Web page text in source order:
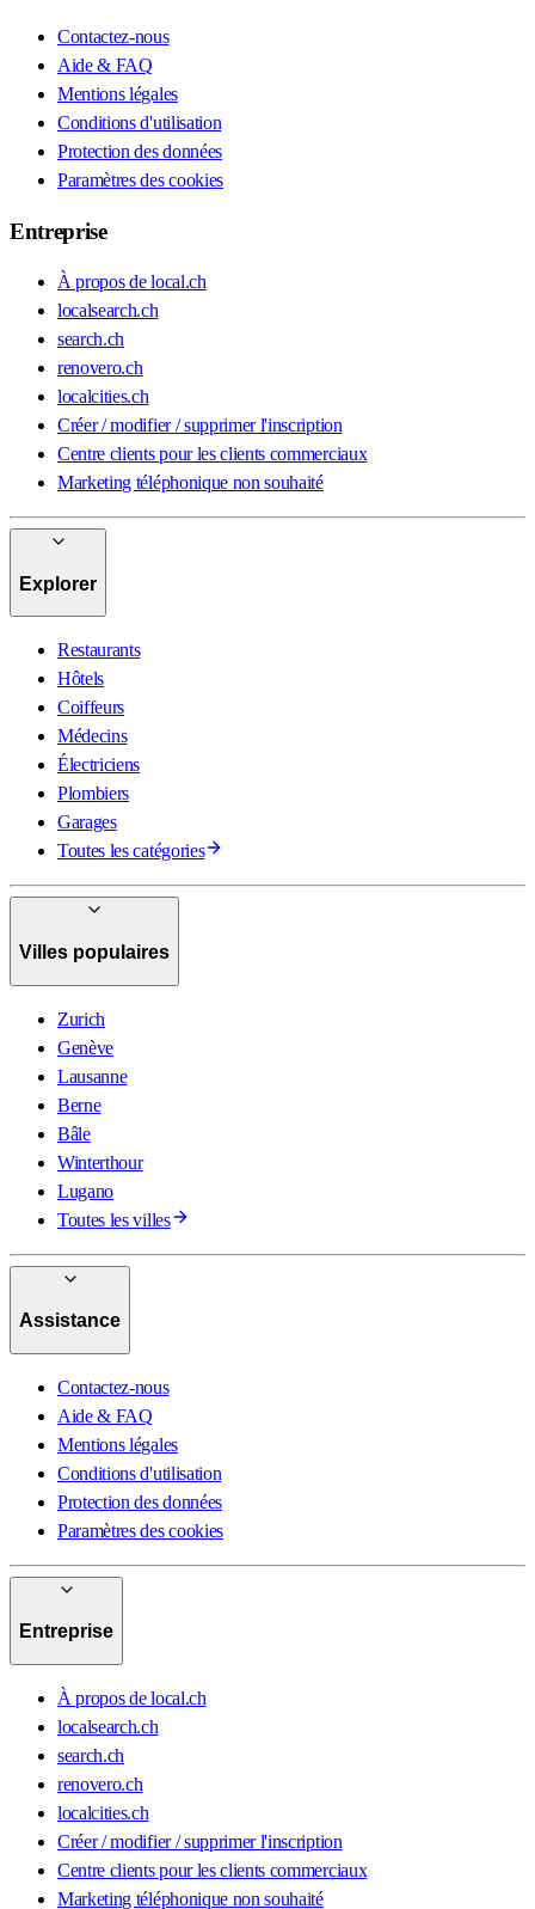
Contactez-nous
Aide & FAQ
Mentions légales
Conditions d'utilisation
Protection des données
Paramètres des cookies
Entreprise
À propos de local.ch
localsearch.ch
search.ch
renovero.ch
localcities.ch
Créer / modifier / supprimer l'inscription
Centre clients pour les clients commerciaux
Marketing téléphonique non souhaité
Explorer
Restaurants
Hôtels
Coiffeurs
Médecins
Électriciens
Plombiers
Garages
Toutes les catégories
Villes populaires
Zurich
Genève
Lausanne
Berne
Bâle
Winterthour
Lugano
Toutes les villes
Assistance
Contactez-nous
Aide & FAQ
Mentions légales
Conditions d'utilisation
Protection des données
Paramètres des cookies
Entreprise
À propos de local.ch
localsearch.ch
search.ch
renovero.ch
localcities.ch
Créer / modifier / supprimer l'inscription
Centre clients pour les clients commerciaux
Marketing téléphonique non souhaité